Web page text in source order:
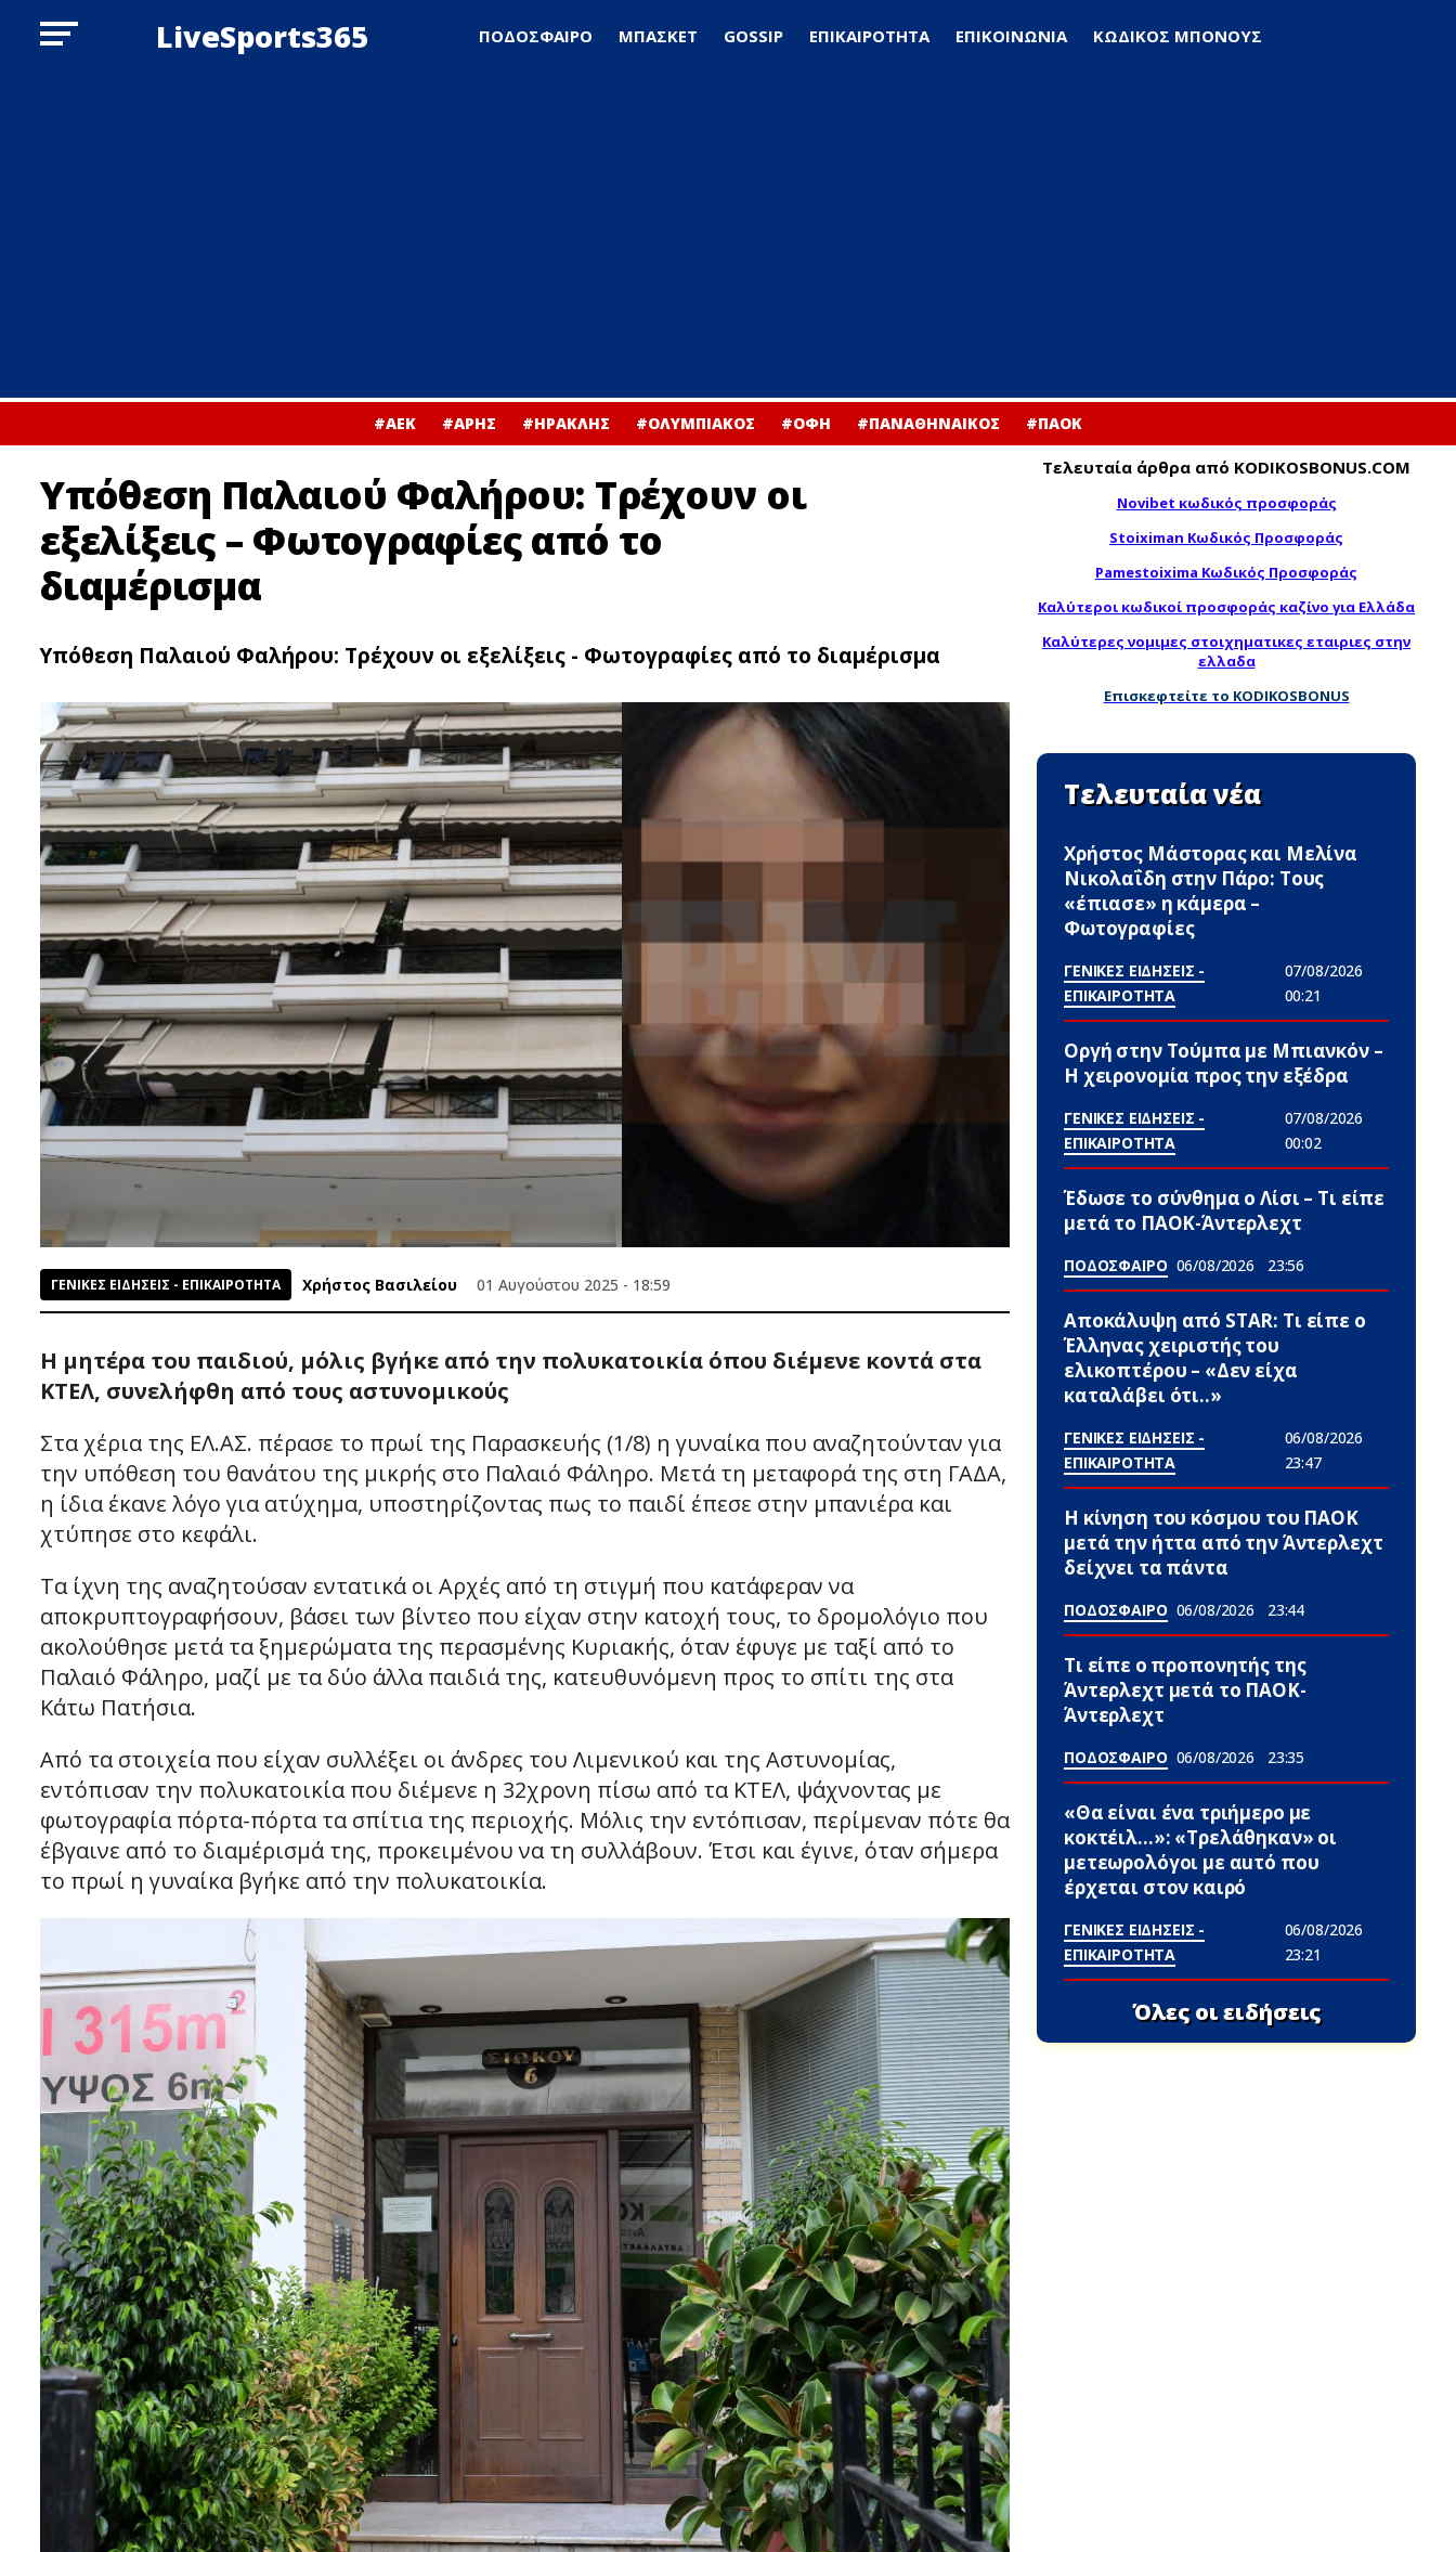
LiveSports365 ΠΟΔΟΣΦΑΙΡΟ ΜΠΑΣΚΕΤ GOSSIP ΕΠΙΚΑΙΡΟΤΗΤΑ ΕΠΙΚΟΙΝΩΝΙΑ ΚΩΔΙΚΟΣ ΜΠΟΝΟΥΣ
#ΑΕΚ #ΑΡΗΣ #ΗΡΑΚΛΗΣ #ΟΛΥΜΠΙΑΚΟΣ #ΟΦΗ #ΠΑΝΑΘΗΝΑΙΚΟΣ #ΠΑΟΚ
Υπόθεση Παλαιού Φαλήρου: Τρέχουν οι
εξελίξεις – Φωτoγραφίες από το
διαμέρισμα
Υπόθεση Παλαιού Φαλήρου: Τρέχουν οι εξελίξεις - Φωτoγραφίες από το διαμέρισμα
ΓΕΝΙΚΕΣ ΕΙΔΗΣΕΙΣ - ΕΠΙΚΑΙΡΟΤΗΤΑ Χρήστος Βασιλείου 01 Αυγούστου 2025 - 18:59
Η μητέρα του παιδιού, μόλις βγήκε από την πολυκατοικία όπου διέμενε κοντά στα
ΚΤΕΛ, συνελήφθη από τους αστυνομικούς
Στα χέρια της ΕΛ.ΑΣ. πέρασε το πρωί της Παρασκευής (1/8) η γυναίκα που αναζητούνταν για
την υπόθεση του θανάτου της μικρής στο Παλαιό Φάληρο. Μετά τη μεταφορά της στη ΓΑΔΑ,
η ίδια έκανε λόγο για ατύχημα, υποστηρίζοντας πως το παιδί έπεσε στην μπανιέρα και
χτύπησε στο κεφάλι.
Τα ίχνη της αναζητούσαν εντατικά οι Αρχές από τη στιγμή που κατάφεραν να
αποκρυπτογραφήσουν, βάσει των βίντεο που είχαν στην κατοχή τους, το δρομολόγιο που
ακολούθησε μετά τα ξημερώματα της περασμένης Κυριακής, όταν έφυγε με ταξί από το
Παλαιό Φάληρο, μαζί με τα δύο άλλα παιδιά της, κατευθυνόμενη προς το σπίτι της στα
Κάτω Πατήσια.
Από τα στοιχεία που είχαν συλλέξει οι άνδρες του Λιμενικού και της Αστυνομίας,
εντόπισαν την πολυκατοικία που διέμενε η 32χρονη πίσω από τα ΚΤΕΛ, ψάχνοντας με
φωτογραφία πόρτα-πόρτα τα σπίτια της περιοχής. Μόλις την εντόπισαν, περίμεναν πότε θα
έβγαινε από το διαμέρισμά της, προκειμένου να τη συλλάβουν. Έτσι και έγινε, όταν σήμερα
το πρωί η γυναίκα βγήκε από την πολυκατοικία.
Τελευταία άρθρα από KODIKOSBONUS.COM
Novibet κωδικός προσφοράς
Stoiximan Κωδικός Προσφοράς
Pamestoixima Κωδικός Προσφοράς
Καλύτεροι κωδικοί προσφοράς καζίνο για Ελλάδα
Καλύτερες νομιμες στοιχηματικες εταιριες στην
ελλαδα
Επισκεφτείτε το KODIKOSBONUS
Τελευταία νέα
Χρήστος Μάστορας και Μελίνα
Νικολαΐδη στην Πάρο: Τους
«έπιασε» η κάμερα –
Φωτογραφίες
ΓΕΝΙΚΕΣ ΕΙΔΗΣΕΙΣ -
ΕΠΙΚΑΙΡΟΤΗΤΑ
07/08/2026
00:21
Οργή στην Τούμπα με Μπιανκόν –
Η χειρονομία προς την εξέδρα
ΓΕΝΙΚΕΣ ΕΙΔΗΣΕΙΣ -
ΕΠΙΚΑΙΡΟΤΗΤΑ
07/08/2026
00:02
Έδωσε το σύνθημα ο Λίσι – Τι είπε
μετά το ΠΑΟΚ-Άντερλεχτ
ΠΟΔΟΣΦΑΙΡΟ 06/08/2026 23:56
Αποκάλυψη από STAR: Τι είπε ο
Έλληνας χειριστής του
ελικοπτέρου – «Δεν είχα
καταλάβει ότι..»
ΓΕΝΙΚΕΣ ΕΙΔΗΣΕΙΣ -
ΕΠΙΚΑΙΡΟΤΗΤΑ
06/08/2026
23:47
Η κίνηση του κόσμου του ΠΑΟΚ
μετά την ήττα από την Άντερλεχτ
δείχνει τα πάντα
ΠΟΔΟΣΦΑΙΡΟ 06/08/2026 23:44
Τι είπε ο προπονητής της
Άντερλεχτ μετά το ΠΑΟΚ-
Άντερλεχτ
ΠΟΔΟΣΦΑΙΡΟ 06/08/2026 23:35
«Θα είναι ένα τριήμερο με
κοκτέιλ…»: «Τρελάθηκαν» οι
μετεωρολόγοι με αuτό που
έρχεται στον καιρό
ΓΕΝΙΚΕΣ ΕΙΔΗΣΕΙΣ -
ΕΠΙΚΑΙΡΟΤΗΤΑ
06/08/2026
23:21
Όλες οι ειδήσεις